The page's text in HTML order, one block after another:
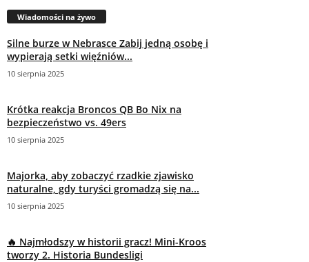
Wiadomości na żywo
Silne burze w Nebrasce Zabij jedną osobę i
wypierają setki więźniów...
10 sierpnia 2025
Krótka reakcja Broncos QB Bo Nix na
bezpieczeństwo vs. 49ers
10 sierpnia 2025
Majorka, aby zobaczyć rzadkie zjawisko
naturalne, gdy turyści gromadzą się na...
10 sierpnia 2025
🔥 Najmłodszy w historii gracz! Mini-Kroos
tworzy 2. Historia Bundesligi